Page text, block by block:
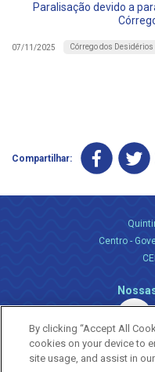
Paralisação devido a
07/11/2025 Córrego dos Desidérios
Compartilhar:
Centro -
By clicking “Accept All
cookies on your device to
site usage, and assist in